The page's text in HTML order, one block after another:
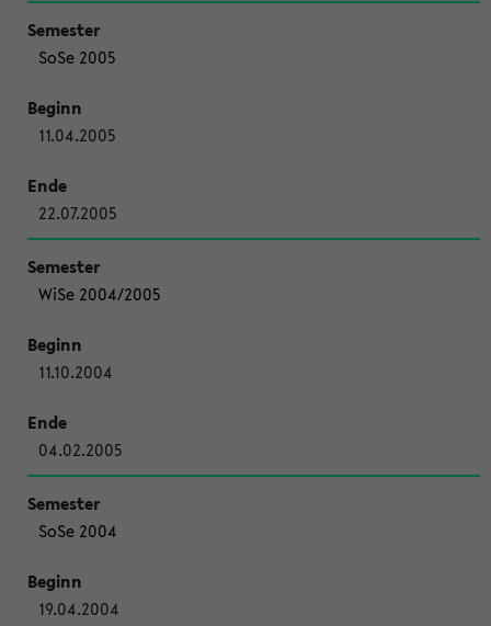
SoSe 2005
11.04.2005
22.07.2005
WiSe 2004/2005
11.10.2004
04.02.2005
SoSe 2004
19.04.2004